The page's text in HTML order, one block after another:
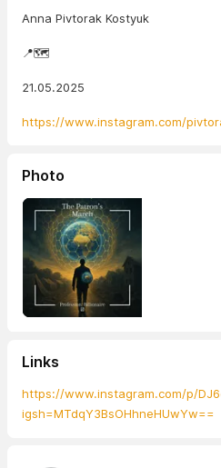
Anna Pivtorak Kostyuk
📍🗺️
21.05.2025
https://www.instagram.com/
Photo
Links
https://www.instagram.com/p/
igsh=MTdqY3BsOHhneHUwYw==